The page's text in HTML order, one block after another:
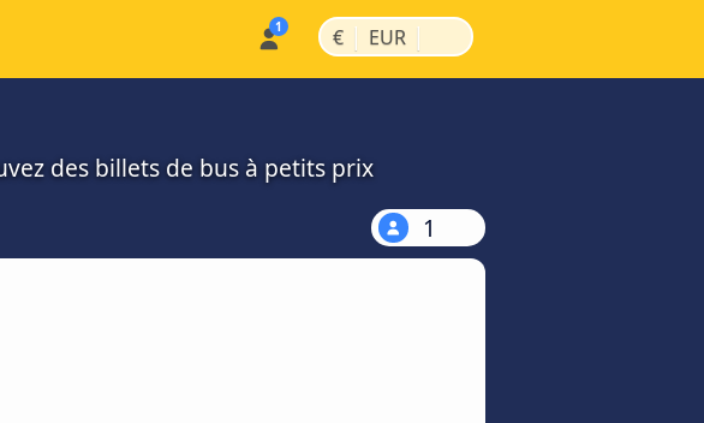
€ | EUR |
des billets de bus à petits prix
1